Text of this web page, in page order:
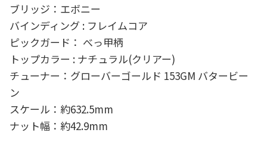
ブリッジ：エボニー
バインディング : フレイムコア
ピックガード： べっ甲柄
トップカラー : ナチュラル(クリアー)
チューナー：グローバーゴールド 153GM バタービー
ン
スケール：約632.5mm
ナット幅：約42.9mm